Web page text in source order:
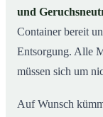
und
Container bereit
Entsorgung. Alle
müssen sich um
Auf Wunsch